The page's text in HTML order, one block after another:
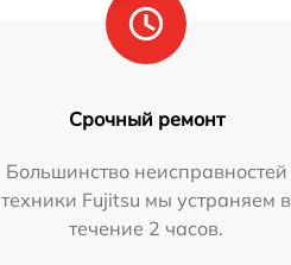
Срочный ремонт
Большинство неисправностей
техники Fujitsu мы устраняем в
течение 2 часов.